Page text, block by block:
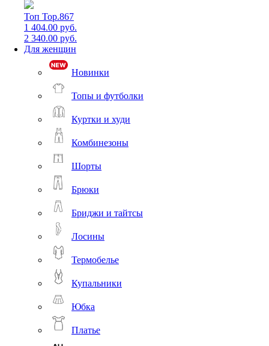
Топ Top.867
1 404.00 руб.
2 340.00 руб.
Для женщин
Новинки
Топы и футболки
Куртки и худи
Комбинезоны
Шорты
Брюки
Бриджи и тайтсы
Лосины
Термобелье
Купальники
Юбка
Платье